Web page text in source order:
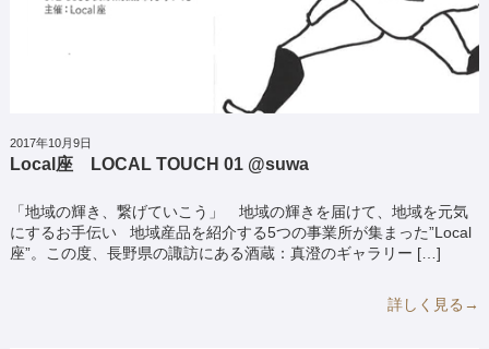
2017年10月9日
Local座 LOCAL TOUCH 01 @suwa
「地域の輝き、繋げていこう」 地域の輝きを届けて、地域を元気
にするお手伝い 地域産品を紹介する5つの事業所が集まった”Local
座”。この度、長野県の諏訪にある酒蔵：真澄のギャラリー […]
詳しく見る→